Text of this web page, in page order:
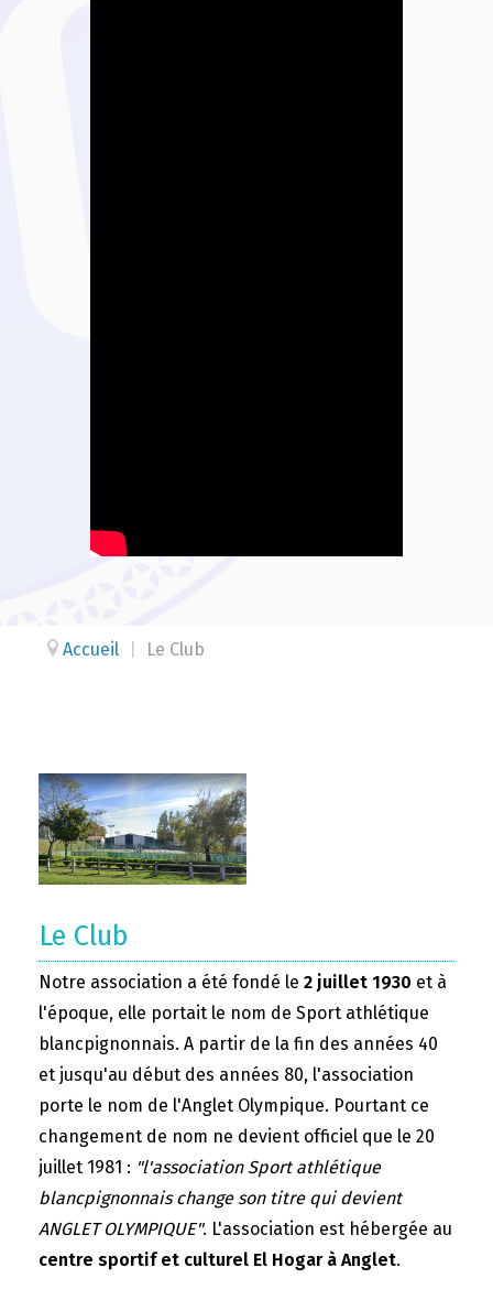
Accueil Le Club
Le Club
Notre association a été fondé le 2 juillet 1930 et à
l'époque, elle portait le nom de Sport athlétique
blancpignonnais. A partir de la fin des années 40
et jusqu'au début des années 80, l'association
porte le nom de l'Anglet Olympique. Pourtant ce
changement de nom ne devient officiel que le 20
juillet 1981 : "l'association Sport athlétique
blancpignonnais change son titre qui devient
ANGLET OLYMPIQUE". L'association est hébergée au
centre sportif et culturel El Hogar à Anglet.